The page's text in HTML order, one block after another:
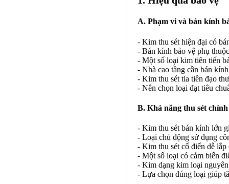
A. Phạm vi và bán kính
- Kim thu sét hiện đại có
- Bán kính bảo vệ phụ
- Một số loại kim tiên tiến
- Nhà cao tầng cần bán
- Kim thu sét tia tiên đạo
- Nên chọn loại đạt tiêu
B. Khả năng thu sét chính
- Kim thu sét bán kính lớn
- Loại chủ động sử dụng
- Kim thu sét cổ điển dễ
- Một số loại có cảm biến
- Kim dạng kim loại
- Lựa chọn đúng loại giúp